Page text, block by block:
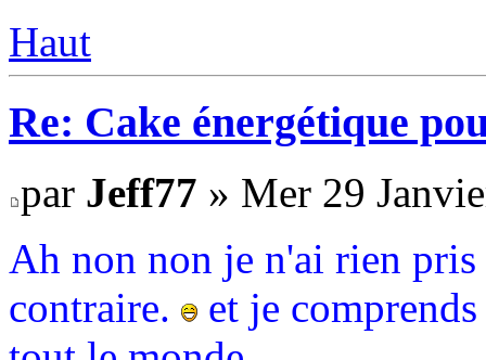
Haut
Re: Cake énergétique
par Jeff77 » Mer 29
Ah non non je n'ai rien
contraire.
et je